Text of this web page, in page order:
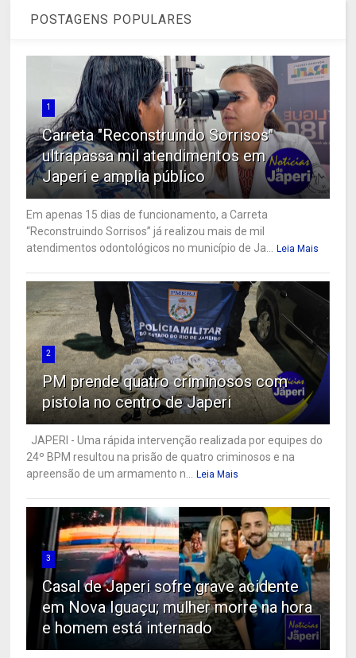
POSTAGENS POPULARES
1
Carreta "Reconstruindo Sorrisos"
ultrapassa mil atendimentos em
Japeri e amplia público
Em apenas 15 dias de funcionamento, a Carreta
“Reconstruindo Sorrisos” já realizou mais de mil
atendimentos odontológicos no município de Ja...
Leia Mais
2
PM prende quatro criminosos com
pistola no centro de Japeri
JAPERI - Uma rápida intervenção realizada por equipes do
24º BPM resultou na prisão de quatro criminosos e na
apreensão de um armamento n...
Leia Mais
3
Casal de Japeri sofre grave acidente
em Nova Iguaçu; mulher morre na hora
e homem está internado